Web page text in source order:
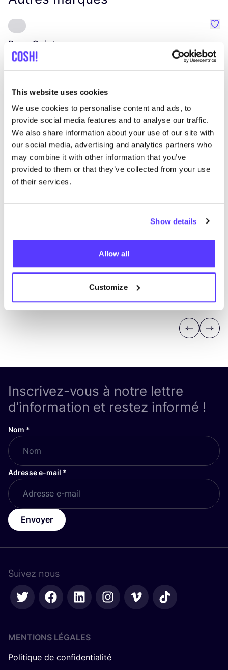
This website uses cookies
We use cookies to personalise content and ads, to
provide social media features and to analyse our traffic.
We also share information about your use of our site with
our social media, advertising and analytics partners who
may combine it with other information that you’ve
provided to them or that they’ve collected from your use
of their services.
Show details
Allow all
Customize
Pons Quintana
Previous
Next
Inscrivez-vous à notre lettre
d’information et restez informé !
Nom *
Adresse e-mail *
Envoyer
Suivez nous
MENTIONS LÉGALES
Politique de confidentialité